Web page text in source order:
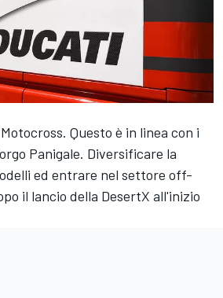
Questo è in linea con i
Panigale. Diversificare la
ed entrare nel settore off-
il lancio della DesertX all'inizio